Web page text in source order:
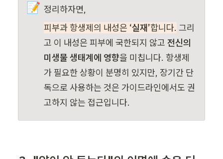
📝 정리하자면,
피부과 항생제의 내성은 ‘실재’합니다. 그리
고 이 내성은 피부에 국한되지 않고 전신의
미생물 생태계에 영향을 미칩니다. 항생제
가 필요한 상황이 분명히 있지만, 장기간 단
독으로 사용하는 것은 가이드라인에서도 권
고하지 않는 접근입니다.